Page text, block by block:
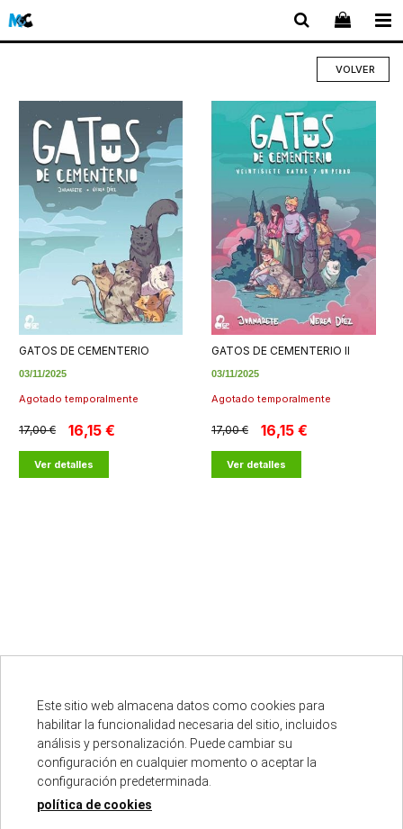
VOLVER
GATOS DE CEMENTERIO
03/11/2025
Agotado temporalmente
17,00 € 16,15 €
Ver detalles
GATOS DE CEMENTERIO II
03/11/2025
Agotado temporalmente
17,00 € 16,15 €
Ver detalles
Punto oficial
Este sitio web almacena datos como cookies para
habilitar la funcionalidad necesaria del sitio, incluidos
análisis y personalización. Puede cambiar su
configuración en cualquier momento o aceptar la
configuración predeterminada.
política de cookies